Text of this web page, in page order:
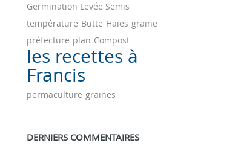
Germination Levée Semis
température Butte Haies graine
préfecture plan Compost
les recettes à
Francis
permaculture graines
DERNIERS COMMENTAIRES